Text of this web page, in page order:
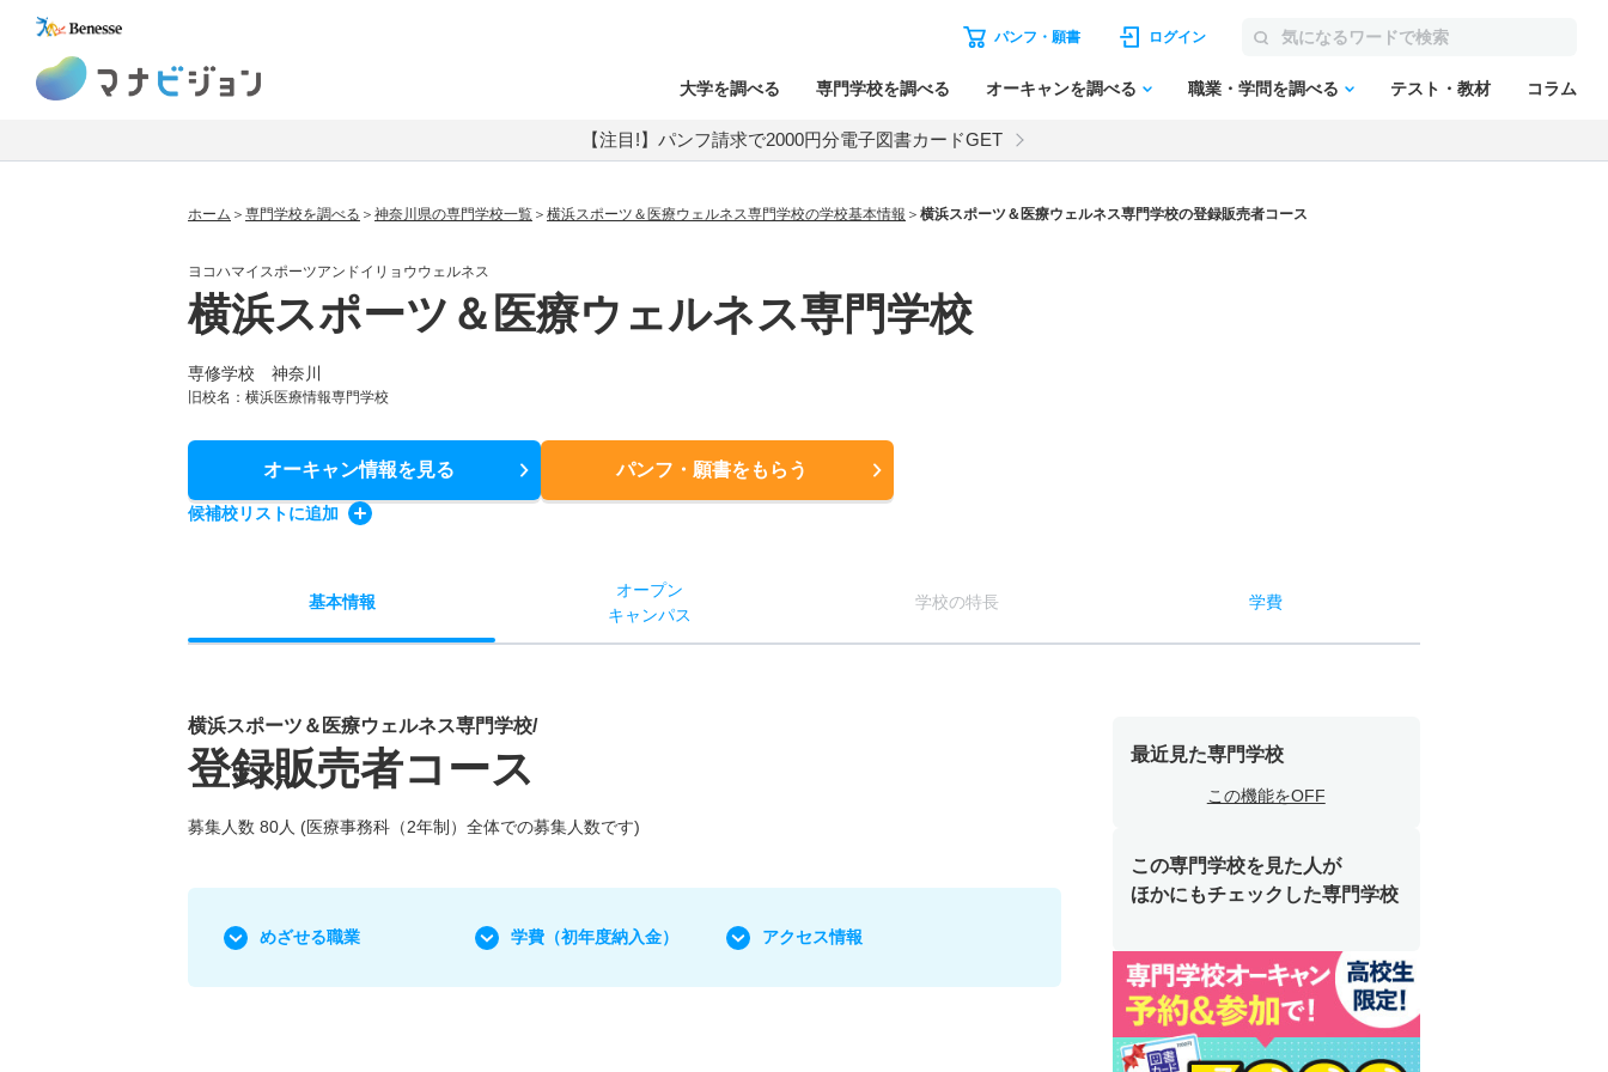
パンフ・願書 ログイン
大学を調べる 専門学校を調べる オーキャンを調べる 職業・学問を調べる テスト・教材 コラム
【注目!】パンフ請求で2000円分電子図書カードGET
ホーム 専門学校を調べる 神奈川県の専門学校一覧 横浜スポーツ＆医療ウェルネス専門学校の学校基本情報 横浜スポーツ＆医療ウェルネス専門学校の登録販売者コース
ヨコハマイスポーツアンドイリョウウェルネス
横浜スポーツ＆医療ウェルネス専門学校
専修学校 神奈川
旧校名：横浜医療情報専門学校
オーキャン情報を見る パンフ・願書をもらう
候補校リストに追加
基本情報
オープン
キャンパス
学校の特長 学費
横浜スポーツ＆医療ウェルネス専門学校/
登録販売者コース
募集人数 80人 (医療事務科（2年制）全体での募集人数です)
めざせる職業 学費 （初年度納入金） アクセス情報
最近見た専門学校
この機能をOFF
この専門学校を見た人が
ほかにもチェックした専門学校